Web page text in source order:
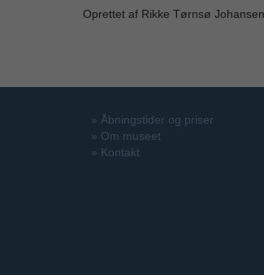
Oprettet af Rikke Tørnsø Johansen
» Åbningstider og priser
» Om museet
» Kontakt